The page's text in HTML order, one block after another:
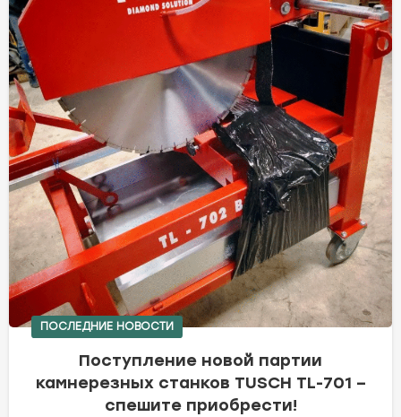
ПОСЛЕДНИЕ НОВОСТИ
Поступление новой партии
камнерезных станков TUSCH TL-701 –
спешите приобрести!